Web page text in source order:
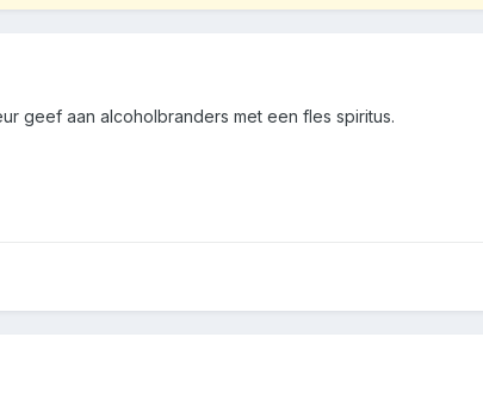
geef aan alcoholbranders met een fles spiritus.